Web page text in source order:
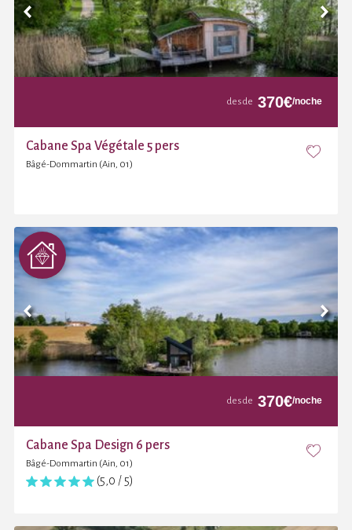
desde 370€/noche
Cabane Spa Végétale 5 pers
Bâgé-Dommartin (Ain, 01)
desde 370€/noche
Cabane Spa Design 6 pers
Bâgé-Dommartin (Ain, 01)
(5,0 / 5)